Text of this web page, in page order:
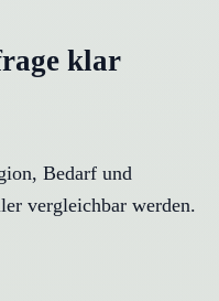
klar
Bedarf und
vergleichbar werden.